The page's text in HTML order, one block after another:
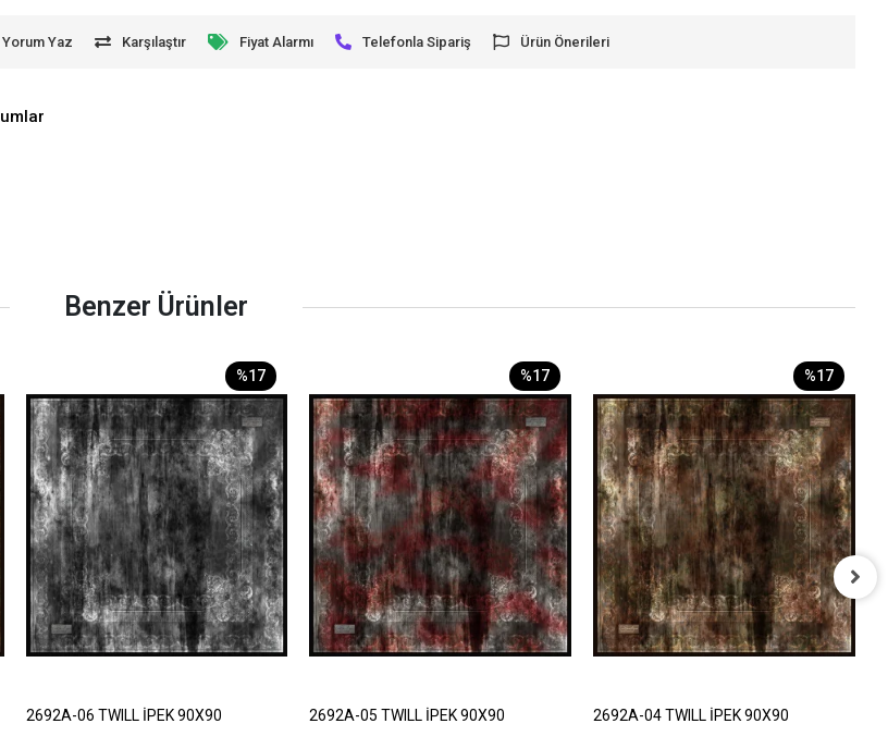
Yorum Yaz Karşılaştır Fiyat Alarmı Telefonla Sipariş Ürün Önerileri
Benzer Ürünler
%17
2692A-06 TWILL İPEK 90X90
%17
2692A-05 TWILL İPEK 90X90
%17
2692A-04 TWILL İPEK 90X90